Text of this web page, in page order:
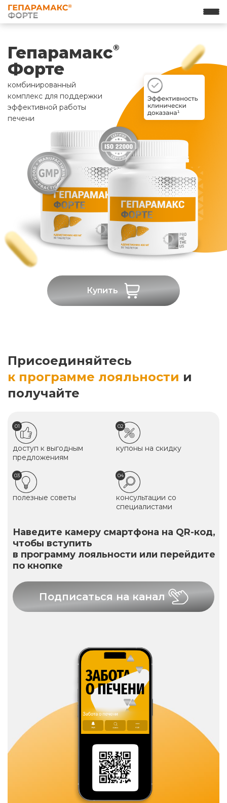
Гепарамакс®
Форте
комбинированный
комплекс для поддержки
эффективной работы
печени
Купить
Присоединяйтесь
к программе лояльности и
получайте
01
доступ к выгодным
предложениям
02
купоны на скидку
03
полезные советы
04
консультации со
специалистами
Наведите камеру смартфона на QR-код,
чтобы вступить
в программу лояльности или перейдите
по кнопке
Подписаться на канал